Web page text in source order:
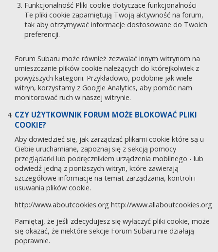
Funkcjonalność Pliki cookie dotyczące funkcjonalności
Te pliki cookie zapamiętują Twoją aktywność na forum,
tak aby otrzymywać informacje dostosowane do Twoich
preferencji.
Forum Subaru może również zezwalać innym witrynom na
umieszczanie plików cookie należących do którejkolwiek z
powyższych kategorii. Przykładowo, podobnie jak wiele
witryn, korzystamy z Google Analytics, aby pomóc nam
monitorować ruch w naszej witrynie.
CZY UŻYTKOWNIK FORUM MOŻE BLOKOWAĆ PLIKI
COOKIE?
Aby dowiedzieć się, jak zarządzać plikami cookie które są u
Ciebie uruchamiane, zapoznaj się z sekcją pomocy
przeglądarki lub podręcznikiem urządzenia mobilnego - lub
odwiedź jedną z poniższych witryn, które zawierają
szczegółowe informacje na temat zarządzania, kontroli i
usuwania plików cookie.
http://www.aboutcookies.org http://www.allaboutcookies.org
Pamiętaj, że jeśli zdecydujesz się wyłączyć pliki cookie, może
się okazać, że niektóre sekcje Forum Subaru nie działają
poprawnie.